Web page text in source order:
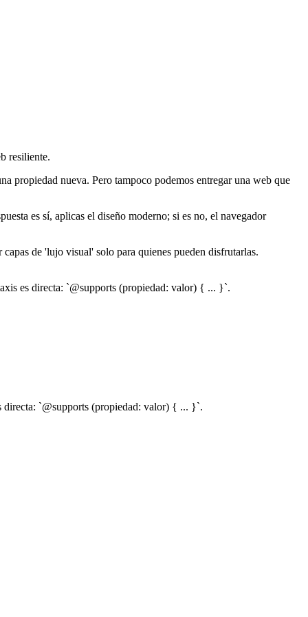
resiliente.
propiedad nueva. Pero tampoco podemos entregar una web que
es sí, aplicas el diseño moderno; si es no, el navegador
de 'lujo visual' solo para quienes pueden disfrutarlas.
es directa: `@supports (propiedad: valor) { ... }`.
directa: `@supports (propiedad: valor) { ... }`.